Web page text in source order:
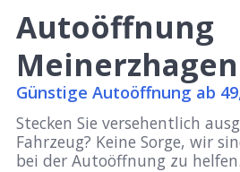
Autoöffnung
Meinerzhagen
Günstige Autoöffnung ab
Stecken Sie versehentlich
Fahrzeug? Keine Sorge, wir
bei der Autoöffnung zu helfen.